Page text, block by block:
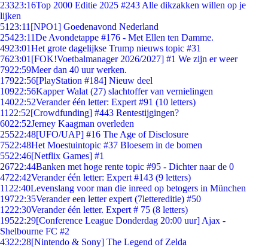
23323:16Top 2000 Editie 2025 #243 Alle dikzakken willen op je
lijken
51 23:11 [NPO1] Goedenavond Nederland
25423:11De Avondetappe #176 - Met Ellen ten Damme.
4923:01Het grote dagelijkse Trump nieuws topic #31
7623:01 [FOK!Voetbalmanager 2026/2027] #1 We zijn er weer
7922:59Meer dan 40 uur werken.
17922:56[PlayStation #184] Nieuw deel
10922:56Kapper Walat (27) slachtoffer van vernielingen
14022:52Verander één letter: Expert #91 (10 letters)
11 22:52[Crowdfunding] #443 Rentestijgingen?
6022:52Jerney Kaagman overleden
25522:48[UFO/UAP] #16 The Age of Disclosure
7522:48Het Moestuintopic #37 Bloesem in de bomen
5522:46[Netflix Games] #1
26722:44Banken met hoge rente topic #95 - Dichter naar de 0
4722:42Verander één letter: Expert #143 (9 letters)
11 22:40Levenslang voor man die inreed op betogers in München
19722:35Verander een letter expert (7lettereditie) #50
1222:30Verander één letter. Expert # 75 (8 letters)
19522:29[Conference League Donderdag 20:00 uur] Ajax -
Shelbourne FC #2
4322:28[Nintendo & Sony] The Legend of Zelda